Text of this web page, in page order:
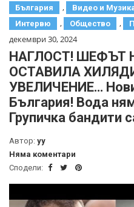
България , Видео и
Интервю , Общество ,
декември 30, 2024
НАГЛОСТ! ШЕФЪТ
ОСТАВИЛА
УВЕЛИЧЕНИЕ…
България! Вода
Групичка бандити
Автор: yy
Няма коментари
Сподели: